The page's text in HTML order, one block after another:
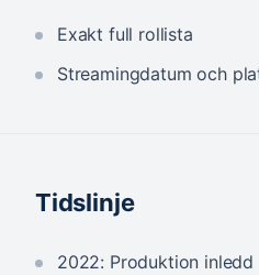
Exakt full rollista
Streamingdatum och
Tidslinje
2022: Produktion inledd